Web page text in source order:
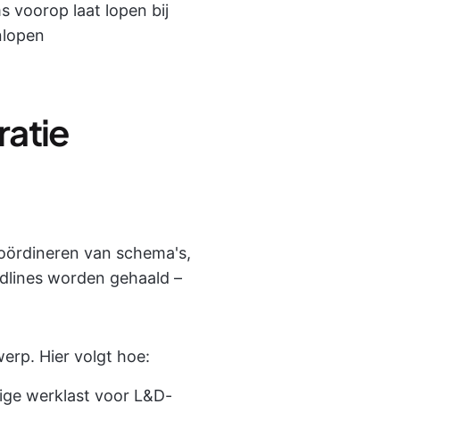
voorop laat lopen bij
van schema's,
worden gehaald –
Hier volgt hoe:
werklast voor L&D-